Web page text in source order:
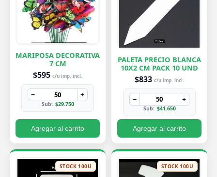
MARIPOSA DECORATIVA
7 CM
$595 c/u imp. incl.
− +
Sub: $29.750
Agregar al carrito
PALETA PRECIO BLANCA
10X2 CM PACK 10 UND
$833 c/u imp. incl.
− +
Sub: $41.650
Agregar al carrito
STOCK 100U STOCK 100U